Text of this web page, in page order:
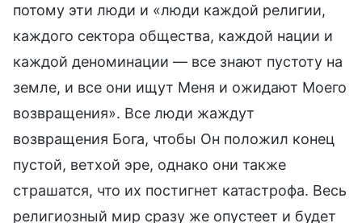
потому эти люди и «люди каждой религии,
каждого сектора общества, каждой нации и
каждой деноминации — все знают пустоту на
земле, и все они ищут Меня и ожидают Моего
возвращения». Все люди жаждут
возвращения Бога, чтобы Он положил конец
пустой, ветхой эре, однако они также
страшатся, что их постигнет катастрофа. Весь
религиозный мир сразу же опустеет и будет